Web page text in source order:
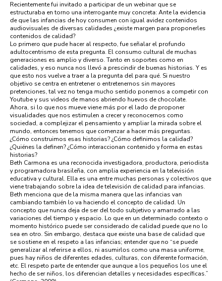
Recientemente fui invitado a participar de un webinar que se
estructuraba en torno una interrogante muy concreta: Ante la evidencia
de que las infancias de hoy consumen con igual avidez contenidos
audiovisuales de diversas calidades ¿existe margen para proponerles
contenidos de calidad?
Lo primero que pude hacer al respecto, fue señalar el profundo
adultocentrismo de esta pregunta. El consumo cultural de muchas
generaciones es amplio y diverso. Tanto en soportes como en
calidades, y eso nunca nos llevó a prescindir de buenas historias. Y es
que esto nos vuelve a traer a la pregunta del para qué. Si nuestro
objetivo se centra en entretener o entretenernos sin mayores
pretenciones, tal vez no tenga mucho sentido ponernos a competir con
Youtube y sus videos de manos abriendo huevos de chocolate.
Ahora, si lo que nos mueve viene más por el lado de proponer
visualidades que nos estimulen a crecer y reconocernos como
sociedad, a complejizar el pensamiento y ampliar la mirada sobre el
mundo, entonces tenemos que comenzar a hacer más preguntas.
¿Cómo construimos esas historias? ¿Cómo definimos la calidad?
¿Quiénes la definen? ¿Cómo interaccionan contenido y forma en estas
historias?
Beth Carmona es una reconocida investigadora, productora, periodista
y programadora brasileña, con amplia experiencia en la televisión
educativa y cultural. Ella es una entre muchas personas y colectivos que
viene trabajando sobre la idea de televisión de calidad para infancias.
Beth menciona que de la misma manera que las infancias van
cambiando también lo va haciendo el concepto de calidad. Un
concepto que nunca deja de ser del todo subjetivo y amarrado a las
variaciones del tiempo y espacio. Lo que en un determinado contexto o
momento histórico puede ser considerado de calidad puede que no lo
sea en otro. Sin embargo, destaca que existe una base de calidad que
se sostiene en el respeto a las infancias; entender que no “se puede
generalizar al referirse a ellos, ni asumirlos como una masa uniforme,
pues hay niños de diferentes edades, culturas, con diferente formación,
etc. El respeto parte de entender que aunque a los pequeños los une el
hecho de ser niños, los diferencian detalles y necesidades específicas.”